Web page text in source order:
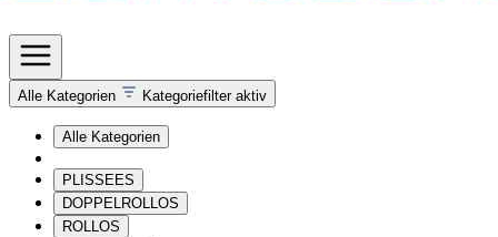
Alle Kategorien Kategoriefilter aktiv
Alle Kategorien
PLISSEES
DOPPELROLLOS
ROLLOS